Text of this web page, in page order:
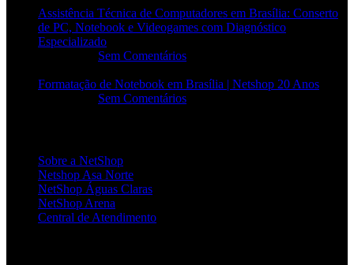
Assistência Técnica de Computadores em Brasília: Conserto
de PC, Notebook e Videogames com Diagnóstico
Especializado
Sem Comentários
Formatação de Notebook em Brasília | Netshop 20 Anos
Sem Comentários
Sobre a NetShop
Netshop Asa Norte
NetShop Águas Claras
NetShop Arena
Central de Atendimento